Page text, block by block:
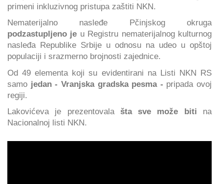
primeni inkluzivnog pristupa zaštiti NKN.
Nematerijalno nasleđe Pčinjskog okruga
podzastupljeno je u Registru nematerijalnog kulturnog
nasleđa Republike Srbije u odnosu na udeo u opštoj
populaciji i srazmerno brojnosti zajednice.
Od 49 elementa koji su evidentirani na Listi NKN RS
samo jedan - Vranjska gradska pesma - pripada ovoj
regiji.
Lakovićeva je prezentovala šta sve može biti na
Nacionalnoj listi NKN.